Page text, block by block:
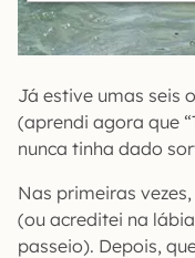
Já estive umas seis
(aprendi agora que
nunca tinha dado
Nas primeiras
(ou acreditei na
passeio). Depois,